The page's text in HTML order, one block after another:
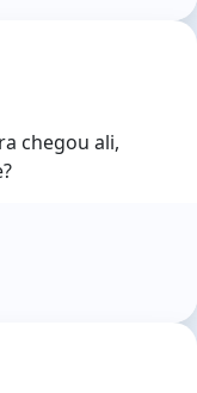
chegou ali,